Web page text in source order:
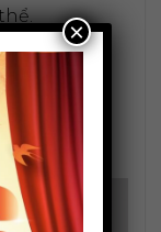
09, 18, 59
23, 67
×